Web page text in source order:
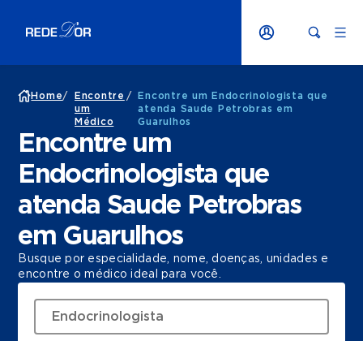
Home/
Encontre
um
Médico
/
Encontre um Endocrinologista que
atenda Saude Petrobras em
Guarulhos
Encontre um
Endocrinologista que
atenda Saude Petrobras
em Guarulhos
Busque por especialidade, nome, doenças, unidades e
encontre o médico ideal para você.